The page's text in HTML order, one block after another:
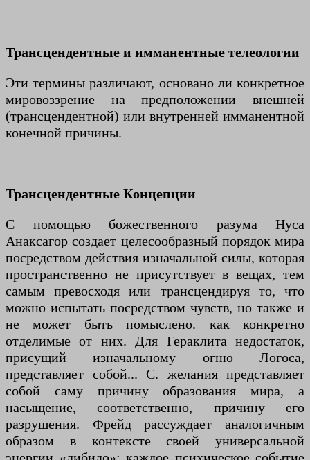
Трансцендентные и имманентные телеологии
Эти термины различают, основано ли конкретное
мировоззрение на предположении внешней
(трансцендентной) или внутренней имманентной
конечной причины.
Трансцендентные Концепции
С помощью божественного разума Нуса
Анаксагор создает целесообразный порядок мира
посредством действия изначальной силы, которая
пространственно не присутствует в вещах, тем
самым превосходя или трансцендируя то, что
можно испытать посредством чувств, но также и
не может быть помыслено. как конкретно
отделимые от них. Для Гераклита недостаток,
присущий изначальному огню Логоса,
представляет собой... С. желания представляет
собой саму причину образования мира, а
насыщение, соответственно, причину его
разрушения. Фрейд рассуждает аналогичным
образом в контексте своей универсальной